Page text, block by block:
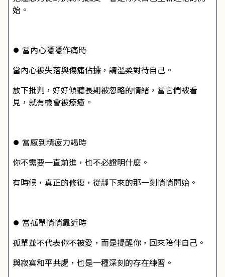
始。
⏺ 當內心隱隱作痛時
當內心被失落與傷痛佔據，請溫柔對待自己。
放下批判，好好傾聽長期被忽略的情緒，當它們被看
見，就有機會被療癒。
⏺ 當感到精疲力竭時
你不需要一直前進，也不必證明什麼。
有時候，真正的修復，從靜下來的那一刻悄悄開始。
⏺ 當孤單悄悄靠近時
孤單並不代表你不被愛，而是提醒你，回來陪伴自己。
與寂寞和平共處，也是一種深刻的存在練習。